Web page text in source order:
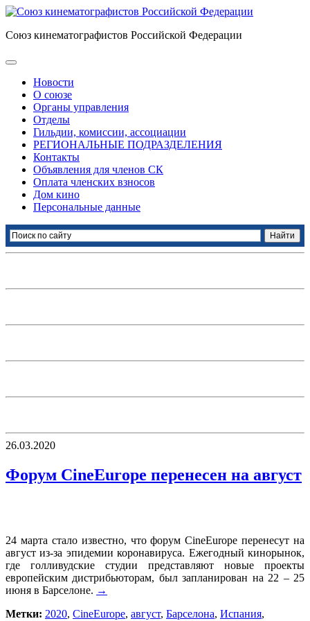
Союз кинематографистов Российской Федерации
Новости
О союзе
Органы управления
Отделы
Гильдии, комиссии, ассоциации
РЕГИОНАЛЬНЫЕ ПОДРАЗДЕЛЕНИЯ
Контакты
Объявления для членов СК
Оплата членских взносов
Дом кино
Персональные данные
26.03.2020
Форум CineEurope перенесен на август
24 марта стало известно, что форум CineEurope перенесут на
август из-за эпидемии коронавируса. Ежегодный кинорынок,
где голливудские студии представляют новые проекты
европейским дистрибьюторам, был запланирован на 22 – 25
июня в Барселоне. →
Метки: 2020, CineEurope, август, Барселона, Испания,